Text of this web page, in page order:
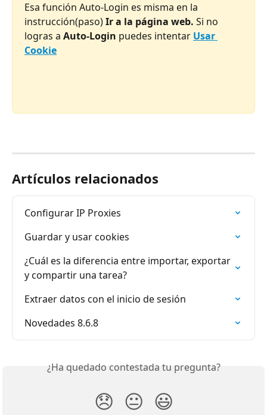
Esa función Auto-Login es misma en la
instrucción(paso) Ir a la página web. Si no
logras a Auto-Login puedes intentar Usar
Cookie
Artículos relacionados
Configurar IP Proxies
Guardar y usar cookies
¿Cuál es la diferencia entre importar, exportar
y compartir una tarea?
Extraer datos con el inicio de sesión
Novedades 8.6.8
¿Ha quedado contestada tu pregunta?
😞 😐 😃